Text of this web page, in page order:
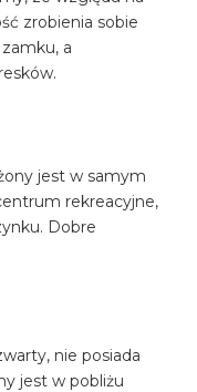
zrobienia sobie
a
jest w samym
rekreacyjne,
Dobre
nie posiada
jest w pobliżu